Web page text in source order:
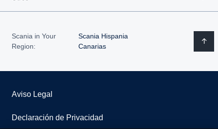
Scania in Your
Region:
Scania Hispania
Canarias
Aviso Legal
Declaración de Privacidad